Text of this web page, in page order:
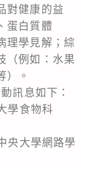
對健康的益
蛋白質體
理學見解；綜
（例如：水果
）。
訊息如下：
學食物科
央大學網路學